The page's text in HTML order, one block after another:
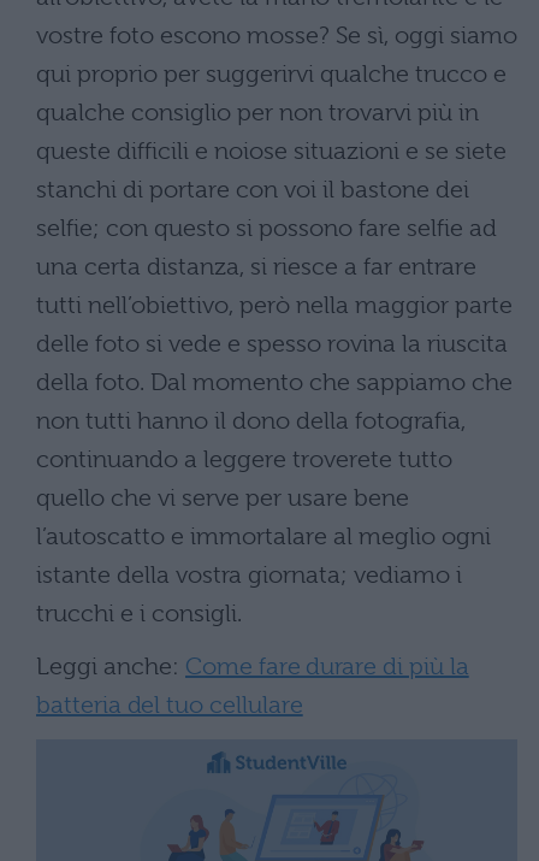
vostre foto escono mosse? Se sì, oggi siamo
qui proprio per suggerirvi qualche trucco e
qualche consiglio per non trovarvi più in
queste difficili e noiose situazioni e se siete
stanchi di portare con voi il bastone dei
selfie; con questo si possono fare selfie ad
una certa distanza, si riesce a far entrare
tutti nell’obiettivo, però nella maggior parte
delle foto si vede e spesso rovina la riuscita
della foto. Dal momento che sappiamo che
non tutti hanno il dono della fotografia,
continuando a leggere troverete tutto
quello che vi serve per usare bene
l’autoscatto e immortalare al meglio ogni
istante della vostra giornata; vediamo i
trucchi e i consigli.
Leggi anche: Come fare durare di più la
batteria del tuo cellulare